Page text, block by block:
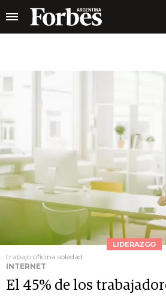
LIDERAZGO
trabajo oficina soledad
INTERNET
El 45% de los